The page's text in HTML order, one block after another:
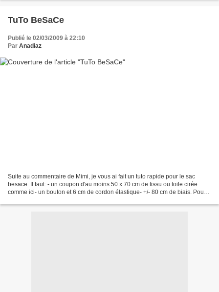
TuTo BeSaCe
Publié le 02/03/2009 à 22:10
Par Anadiaz
Suite au commentaire de Mimi, je vous ai fait un tuto rapide pour le sac
besace. Il faut: - un coupon d'au moins 50 x 70 cm de tissu ou toile cirée
comme ici- un bouton et 6 cm de cordon élastique- +/- 80 cm de biais. Pour